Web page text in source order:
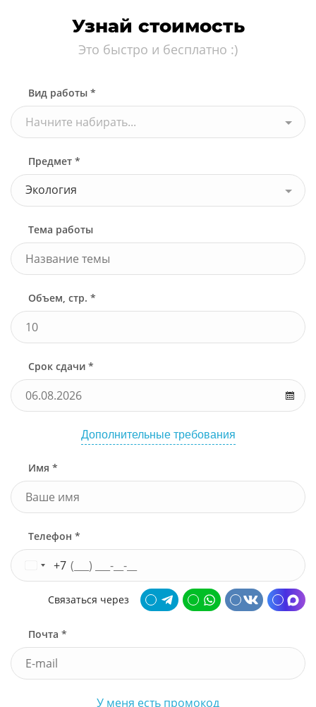
Узнай стоимость
Это быстро и бесплатно :)
Вид работы *
Начните набирать...
Предмет *
Экология
Тема работы
Объем, стр. *
Срок сдачи *
Дополнительные требования
Имя *
Телефон *
+7
Связаться через
Почта *
У меня есть промокод